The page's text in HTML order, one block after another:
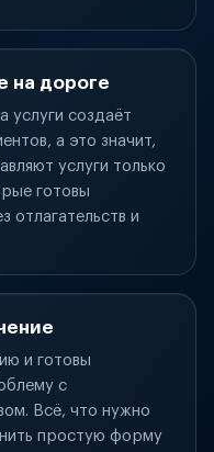
на дороге
услуги создаёт
а это значит,
услуги только
готовы
отлагательств и
и готовы
с
Всё, что нужно
простую форму